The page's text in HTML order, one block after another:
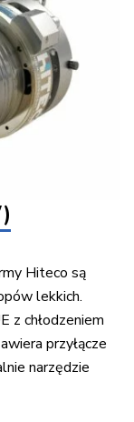
Hiteco są
lekkich.
z chłodzeniem
przyłącze
narzędzie